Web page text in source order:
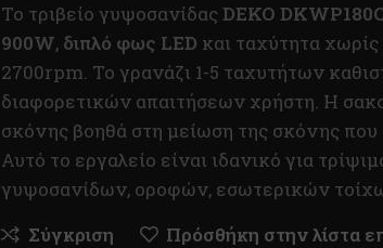
Το τριβείο γυψοσανίδαςDEKO
900W, διπλό φως LED και ταχύτητα
2700rpm. Το γρανάζι 1-5 ταχυτήτων
διαφορετικών απαιτήσεων χρήστη. Η
σκόνης βοηθά στη μείωση της σκόνης που
Αυτό το εργαλείο είναι ιδανικό για
γυψοσανίδων, οροφών, εσωτερικών
Σύγκριση
Πρόσθήκη στην λίστα